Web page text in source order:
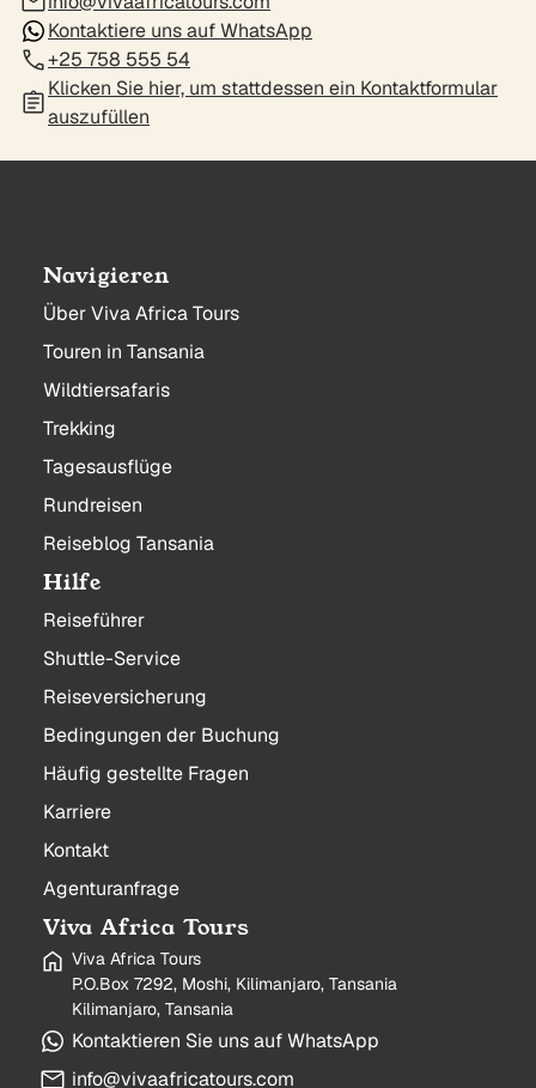
Kontaktiere uns auf WhatsApp
+25 758 555 54
Klicken Sie hier, um stattdessen ein Kontaktformular
auszufüllen
Navigieren
Über Viva Africa Tours
Touren in Tansania
Wildtiersafaris
Trekking
Tagesausflüge
Rundreisen
Reiseblog Tansania
Hilfe
Reiseführer
Shuttle-Service
Reiseversicherung
Bedingungen der Buchung
Häufig gestellte Fragen
Karriere
Kontakt
Agenturanfrage
Viva Africa Tours
Viva Africa Tours
P.O.Box 7292, Moshi, Kilimanjaro, Tansania
Kilimanjaro, Tansania
Kontaktieren Sie uns auf WhatsApp
info@vivaafricatours.com